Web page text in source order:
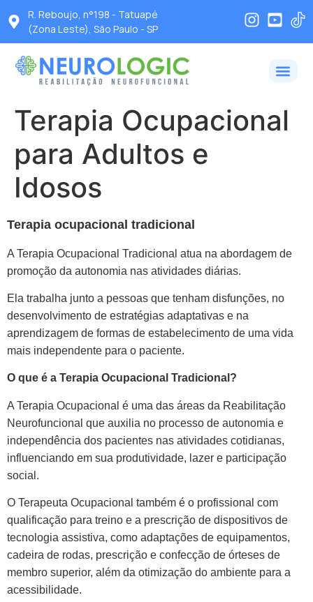
R. Reboujo, n°198 - Tatuapé
(Zona Leste), São Paulo - SP
Terapia Ocupacional
para Adultos e
Idosos
Terapia ocupacional tradicional
A Terapia Ocupacional Tradicional atua na abordagem de
promoção da autonomia nas atividades diárias.
Ela trabalha junto a pessoas que tenham disfunções, no
desenvolvimento de estratégias adaptativas e na
aprendizagem de formas de estabelecimento de uma vida
mais independente para o paciente.
O que é a Terapia Ocupacional Tradicional?
A Terapia Ocupacional é uma das áreas da Reabilitação
Neurofuncional que auxilia no processo de autonomia e
independência dos pacientes nas atividades cotidianas,
influenciando em sua produtividade, lazer e participação
social.
O Terapeuta Ocupacional também é o profissional com
qualificação para treino e a prescrição de dispositivos de
tecnologia assistiva, como adaptações de equipamentos,
cadeira de rodas, prescrição e confecção de órteses de
membro superior, além da otimização do ambiente para a
acessibilidade.